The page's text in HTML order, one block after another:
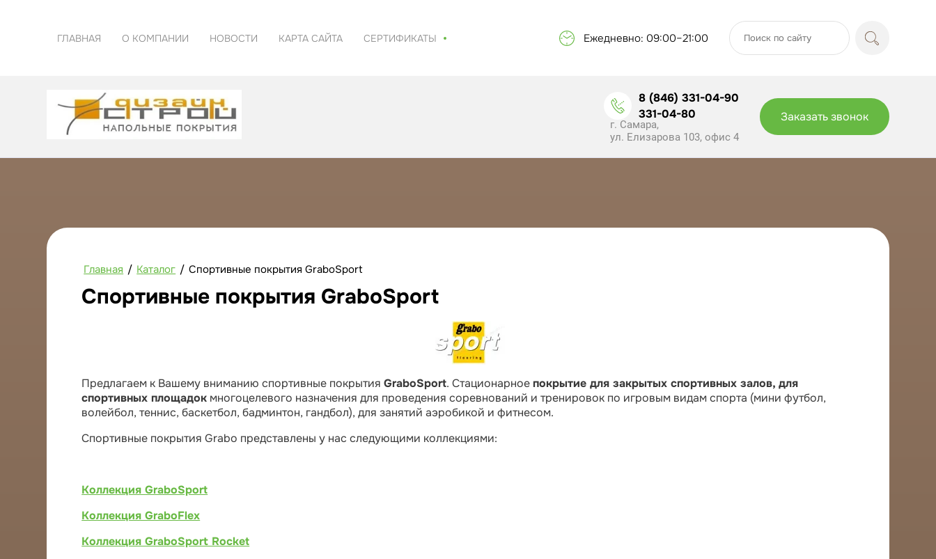
ГЛАВНАЯ О КОМПАНИИ НОВОСТИ КАРТА САЙТА СЕРТИФИКАТЫ Ежедневно: 09:00–21:00
8 (846) 331-04-90
331-04-80
г. Самара,
ул. Елизарова 103, офис 4
Заказать звонок
Главная / Каталог / Спортивные покрытия GraboSport
Спортивные покрытия GraboSport
Предлагаем к Вашему вниманию спортивные покрытияGraboSport. Стационарноепокрытие для закрытых спортивных залов, для
спортивных площадок многоцелевого назначения для проведения соревнований и тренировок по игровым видам спорта (мини футбол,
волейбол, теннис, баскетбол, бадминтон, гандбол), для занятий аэробикой и фитнесом.
Спортивные покрытия Grabo представлены у нас следующими коллекциями:
Коллекция GraboSport
Коллекция GraboFlex
Коллекция GraboSport Rocket